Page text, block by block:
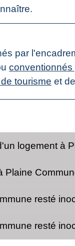
par
conventionnés
tourisme et
logement à
Plaine
resté
resté